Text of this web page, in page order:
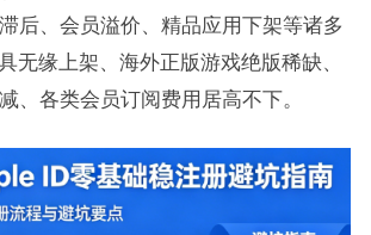
后、会员溢价、精品应用下架等诸多
无缘上架、海外正版游戏绝版稀缺、
、各类会员订阅费用居高不下。